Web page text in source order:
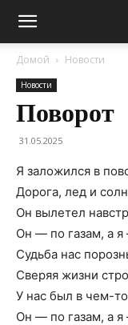
Домой Новости
Новости
Поворот
31.05.2025
Я заложился в
Дорога, лед и
Он вылетел
Он — по газам, а
Судьба нас
Сверяя жизни
У нас был в чем-
Он — по газам, а